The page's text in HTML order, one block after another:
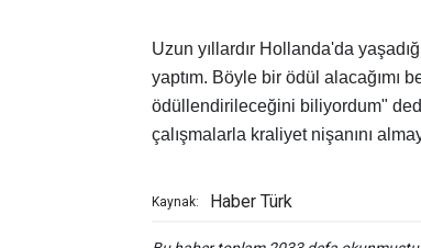
Uzun yıllardır Hollanda'da
yaptım. Böyle bir ödül alacağımı
ödüllendirileceğini biliyordum"
çalışmalarla kraliyet nişanını
Kaynak: Haber Türk